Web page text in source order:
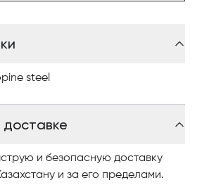
мебель в Астанае
модели представлены
в Antonovich Home.
steel
и безопасную доставку
и за его пределами.